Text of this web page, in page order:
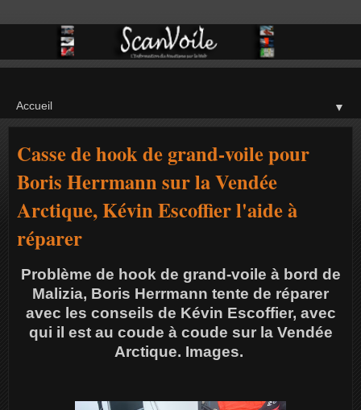
▼
Casse de hook de grand-voile pour
Boris Herrmann sur la Vendée
Arctique, Kévin Escoffier l'aide à
réparer
Problème de hook de grand-voile à bord de
Malizia, Boris Herrmann tente de réparer
avec les conseils de Kévin Escoffier, avec
qui il est au coude à coude sur la Vendée
Arctique. Images.